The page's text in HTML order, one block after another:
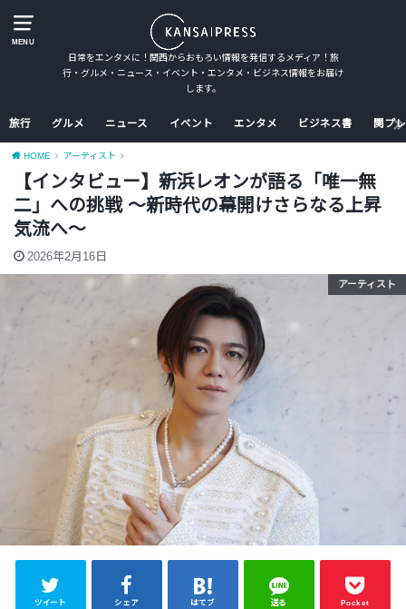
MENU
日常をエンタメに！関西からおもろい情報を発信するメディア！旅
行・グルメ・ニュース・イベント・エンタメ・ビジネス情報をお届け
します。
旅行 グルメ ニュース イベント エンタメ ビジネス書 関プ
HOME アーティスト
【インタビュー】新浜レオンが語る「唯一無
二」への挑戦 ～新時代の幕開けさらなる上昇
気流へ～
2026年2月16日
アーティスト
ツイート シェア はてブ 送る Pocket